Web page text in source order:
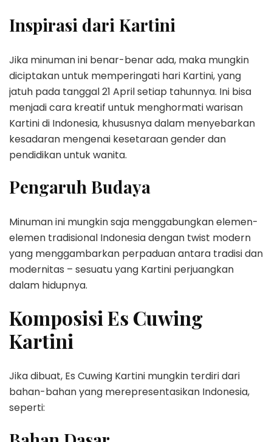
Inspirasi dari Kartini
Jika minuman ini benar-benar ada, maka mungkin
diciptakan untuk memperingati hari Kartini, yang
jatuh pada tanggal 21 April setiap tahunnya. Ini bisa
menjadi cara kreatif untuk menghormati warisan
Kartini di Indonesia, khususnya dalam menyebarkan
kesadaran mengenai kesetaraan gender dan
pendidikan untuk wanita.
Pengaruh Budaya
Minuman ini mungkin saja menggabungkan elemen-
elemen tradisional Indonesia dengan twist modern
yang menggambarkan perpaduan antara tradisi dan
modernitas – sesuatu yang Kartini perjuangkan
dalam hidupnya.
Komposisi Es Cuwing
Kartini
Jika dibuat, Es Cuwing Kartini mungkin terdiri dari
bahan-bahan yang merepresentasikan Indonesia,
seperti: